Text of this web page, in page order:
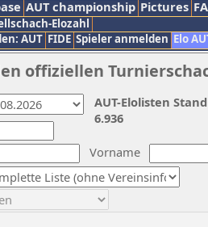
AUT championship Pictures
Elozahl
AUT FIDE Spieler anmelden Elo
offiziellen
Vorname
AUT-Elolisten
6.936